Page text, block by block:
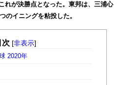
れが決勝点となった。東邦は、三浦心
のイニングを粘投した。
次 [非表示]
2020年